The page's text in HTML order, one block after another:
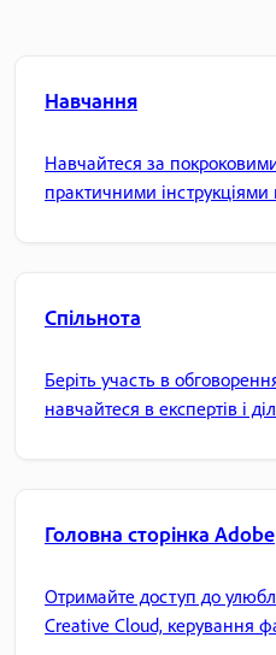
Навчання
Навчайтеся за
практичними
Спільнота
Беріть участь в
навчайтеся в експертів і
Головна сторінка Adobe
Отримайте доступ до
Creative Cloud, керування